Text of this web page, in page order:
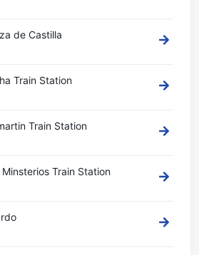
de Castilla
Train Station
Train Station
Train Station